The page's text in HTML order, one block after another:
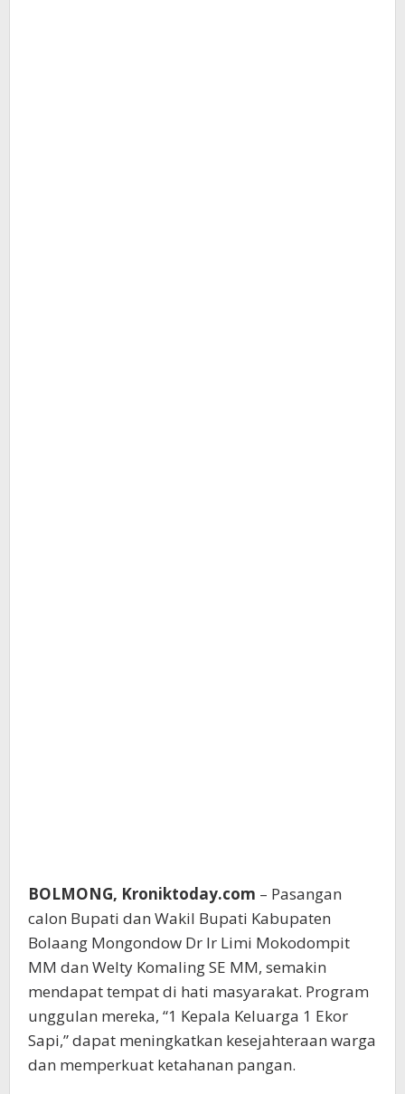
BOLMONG, Kroniktoday.com – Pasangan
calon Bupati dan Wakil Bupati Kabupaten
Bolaang Mongondow Dr Ir Limi Mokodompit
MM dan Welty Komaling SE MM, semakin
mendapat tempat di hati masyarakat. Program
unggulan mereka, “1 Kepala Keluarga 1 Ekor
Sapi,” dapat meningkatkan kesejahteraan warga
dan memperkuat ketahanan pangan.